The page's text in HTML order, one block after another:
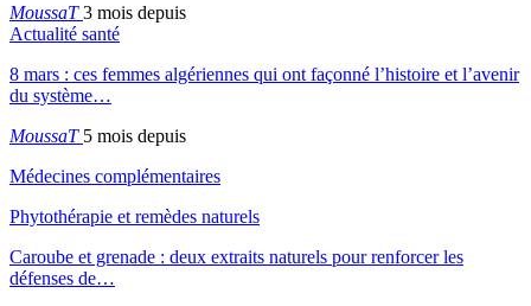
MoussaT3 mois depuis
Actualité santé
8 mars : ces femmes algériennes qui ont façonné l’histoire et l’avenir
du système…
MoussaT 5 mois depuis
Médecines complémentaires
Phytothérapie et remèdes naturels
Caroube et grenade : deux extraits naturels pour renforcer les
défenses de…